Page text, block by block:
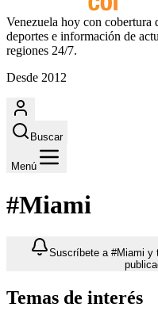
Venezuela hoy con cobertura
deportes e información de
regiones 24/7.
Desde 2012
Buscar
Menú
#Miami
Suscríbete a #Miami y
Temas de interés